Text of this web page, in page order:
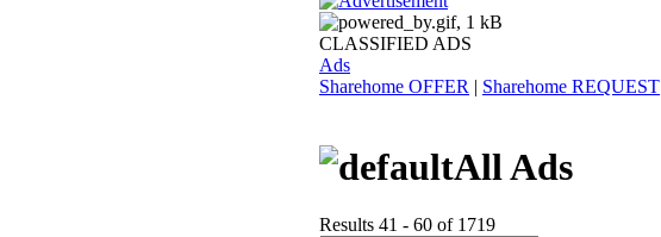
CLASSIFIED ADS
Ads
Sharehome OFFER | Sharehome REQUEST
All Ads
Results 41 - 60 of 1719